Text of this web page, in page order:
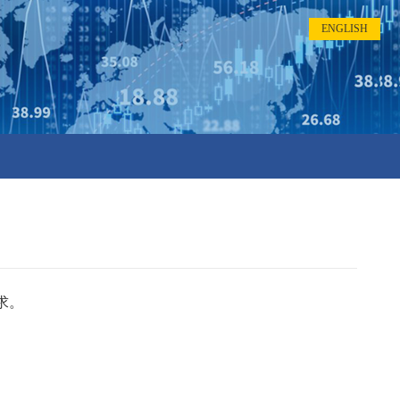
ENGLISH